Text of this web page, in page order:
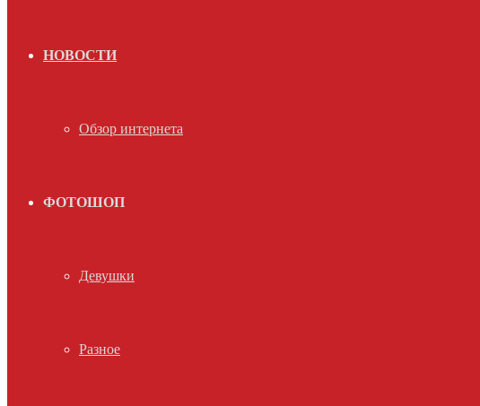
НОВОСТИ
Обзор интернета
ФОТОШОП
Девушки
Разное